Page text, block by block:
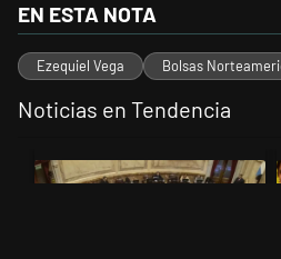
EN ESTA NOTA
Ezequiel Vega Bolsas
Noticias en Tendencia
Un artículo de tendencia con el